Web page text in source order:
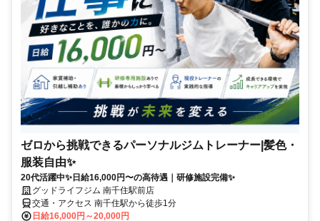
ゼロから挑戦できるパーソナルジムトレーナー|髪色・
服装自由✨
20代活躍中✨日給16,000円〜の高待遇｜研修施設完備✨
グッドライフジム 南千住駅前店
交通・アクセス 南千住駅から徒歩1分
日給16,000円～20,000円